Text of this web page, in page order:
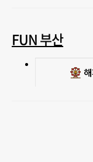
FUN 부산